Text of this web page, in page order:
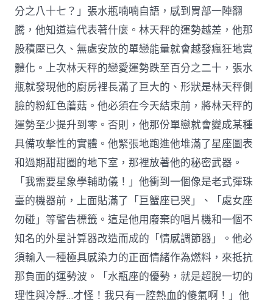
分之八十七？」張水瓶喃喃自語，感到胃部一陣翻
騰，他知道這代表著什麼。林天秤的運勢越差，他那
股積壓已久、無處安放的單戀能量就會越發瘋狂地實
體化。上次林天秤的戀愛運勢跌至百分之二十，張水
瓶就發現他的廚房裡長滿了巨大的、形狀是林天秤側
臉的粉紅色蘑菇。他必須在今天結束前，將林天秤的
運勢至少提升到零。否則，他那份單戀就會變成某種
具備攻擊性的實體。他緊張地跑進他堆滿了星座圖表
和過期甜甜圈的地下室，那裡放著他的秘密武器。
「我需要星象學輔助儀！」他衝到一個像是老式彈珠
臺的機器前，上面貼滿了「巨蟹座已哭」、「處女座
勿碰」等警告標籤。這是他用廢棄的唱片機和一個不
知名的外星計算器改造而成的「情感調節器」。他必
須輸入一種極具感染力的正面情緒作為燃料，來抵抗
那負面的運勢波。「水瓶座的優勢，就是超脫一切的
理性與冷靜…才怪！我只有一腔熱血的傻氣啊！」他